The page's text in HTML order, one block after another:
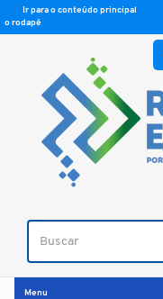
Ir para o conteúdo principal
o rodapé
Buscar
Menu